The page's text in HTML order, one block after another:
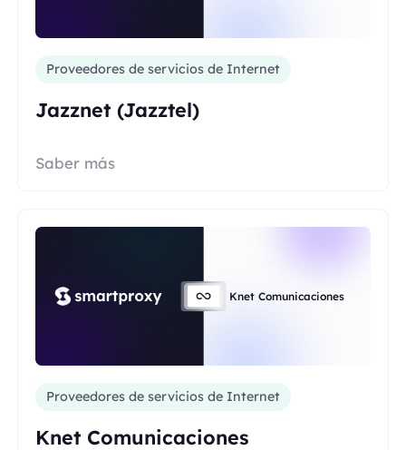
Proveedores de servicios de Internet
Jazznet (Jazztel)
Saber más
Knet Comunicaciones
Proveedores de servicios de Internet
Knet Comunicaciones